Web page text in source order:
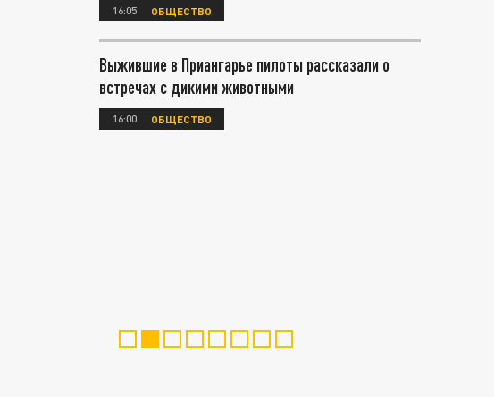
16:05 ОБЩЕСТВО
Выжившие в Приангарье пилоты рассказали о
встречах с дикими животными
16:00 ОБЩЕСТВО